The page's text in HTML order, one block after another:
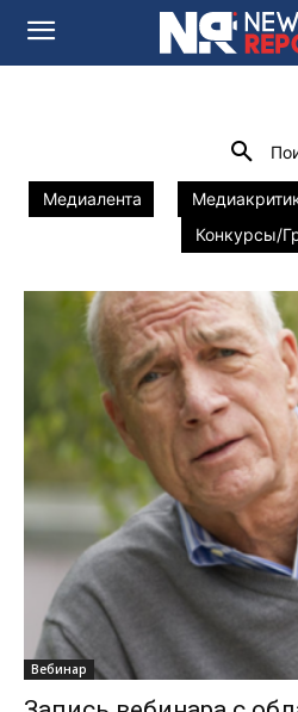
ВЕБИНАР
Медиалента
Конкурсы/
Вебинар